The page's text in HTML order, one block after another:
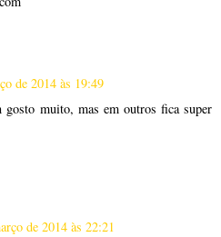
de 2014 às 19:49
gosto muito, mas em outros fica super
de 2014 às 22:21